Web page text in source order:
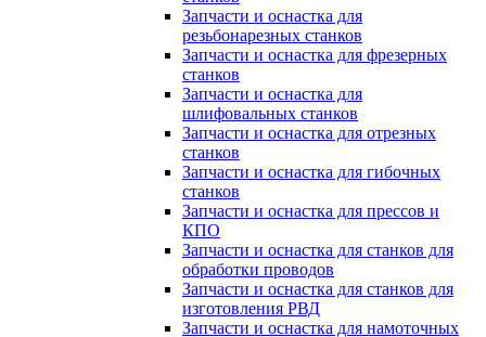
Запчасти и оснастка для
резьбонарезных станков
Запчасти и оснастка для фрезерных
станков
Запчасти и оснастка для
шлифовальных станков
Запчасти и оснастка для отрезных
станков
Запчасти и оснастка для гибочных
станков
Запчасти и оснастка для прессов и
КПО
Запчасти и оснастка для станков для
обработки проводов
Запчасти и оснастка для станков для
изготовления РВД
Запчасти и оснастка для намоточных